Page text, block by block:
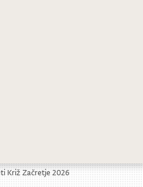
Križ Začretje 2026